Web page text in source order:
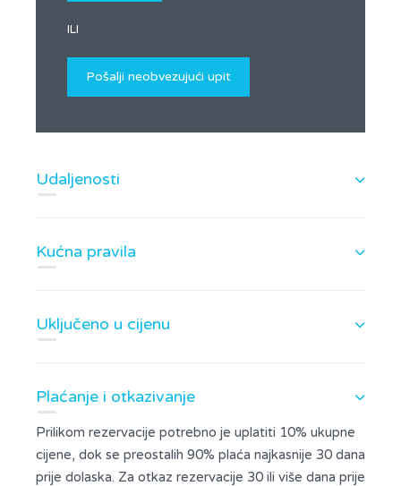
ILI
Udaljenosti
Kućna pravila
Uključeno u cijenu
Plaćanje i otkazivanje
Prilikom rezervacije potrebno je uplatiti 10% ukupne
cijene, dok se preostalih 90% plaća najkasnije 30 dana
prije dolaska. Za otkaz rezervacije 30 ili više dana prije